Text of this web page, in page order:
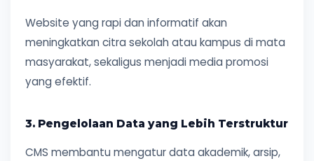
Website yang rapi dan informatif akan
meningkatkan citra sekolah atau kampus di mata
masyarakat, sekaligus menjadi media promosi
yang efektif.
3. Pengelolaan Data yang Lebih Terstruktur
CMS membantu mengatur data akademik, arsip,